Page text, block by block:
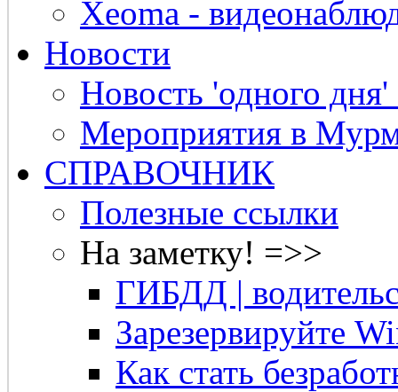
Xeoma -
Новости
Новость 'одного
Мероприятия в
СПРАВОЧНИК
Полезные ссылки
На заметку! =>>
ГИБДД |
Зарезервируйте
Как стать